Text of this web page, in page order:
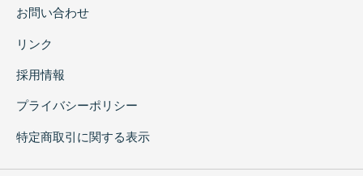
お問い合わせ
リンク
採用情報
プライバシーポリシー
特定商取引に関する表示